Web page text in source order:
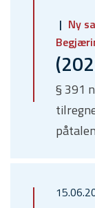
Ny
§ 391